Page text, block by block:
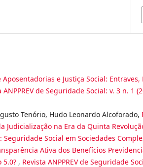
Aposentadorias e Justiça Social:
ANPPREV de Seguridade Social: v. 3 n. 1
Tenório, Hudo Leonardo Alcoforado,
Judicialização na Era da Quinta
Seguridade Social em Sociedades
Ativa dos Benefícios
5.0? , Revista ANPPREV de Seguridade